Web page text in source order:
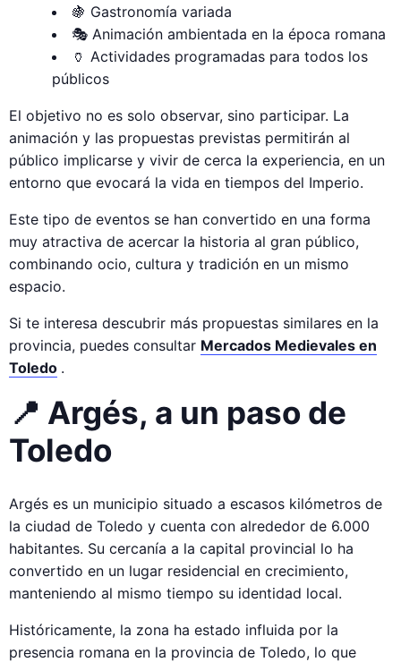
🍇 Gastronomía variada
🎭 Animación ambientada en la época romana
🏺 Actividades programadas para todos los
públicos
El objetivo no es solo observar, sino participar. La
animación y las propuestas previstas permitirán al
público implicarse y vivir de cerca la experiencia, en un
entorno que evocará la vida en tiempos del Imperio.
Este tipo de eventos se han convertido en una forma
muy atractiva de acercar la historia al gran público,
combinando ocio, cultura y tradición en un mismo
espacio.
Si te interesa descubrir más propuestas similares en la
provincia, puedes consultar Mercados Medievales en
Toledo .
📍 Argés, a un paso de
Toledo
Argés es un municipio situado a escasos kilómetros de
la ciudad de Toledo y cuenta con alrededor de 6.000
habitantes. Su cercanía a la capital provincial lo ha
convertido en un lugar residencial en crecimiento,
manteniendo al mismo tiempo su identidad local.
Históricamente, la zona ha estado influida por la
presencia romana en la provincia de Toledo, lo que